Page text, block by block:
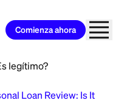
Comienza ahora
legítimo?
Loan Review: Is It